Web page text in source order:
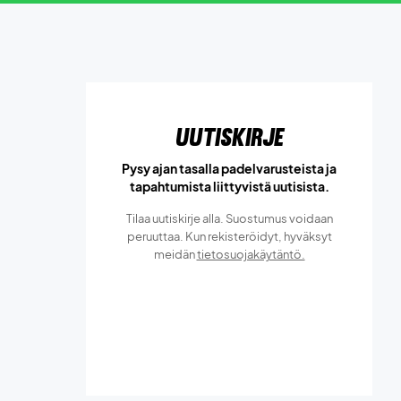
Uutiskirje
Pysy ajan tasalla padelvarusteista ja
tapahtumista liittyvistä uutisista.
Tilaa uutiskirje alla. Suostumus voidaan
peruuttaa. Kun rekisteröidyt, hyväksyt
meidäntietosuojakäytäntö.